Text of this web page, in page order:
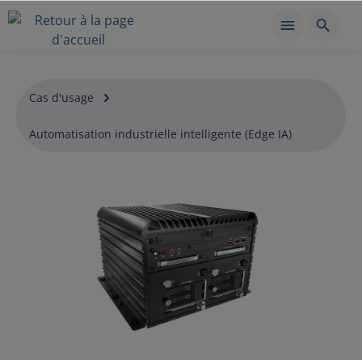
Cas d'usage
Automatisation industrielle intelligente (Edge IA)